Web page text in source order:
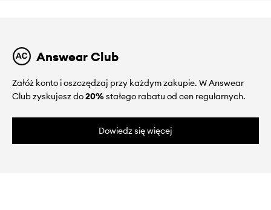
Answear Club
Załóż konto i oszczędzaj przy każdym zakupie. W Answear
Club zyskujesz do20%stałego rabatu od cen regularnych.
Dowiedz się więcej